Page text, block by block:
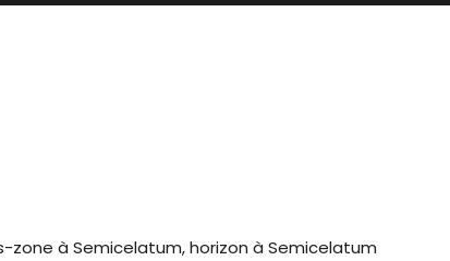
zone à Semicelatum, horizon à Semicelatum